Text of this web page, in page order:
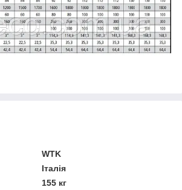
WTK
Італія
155 кг